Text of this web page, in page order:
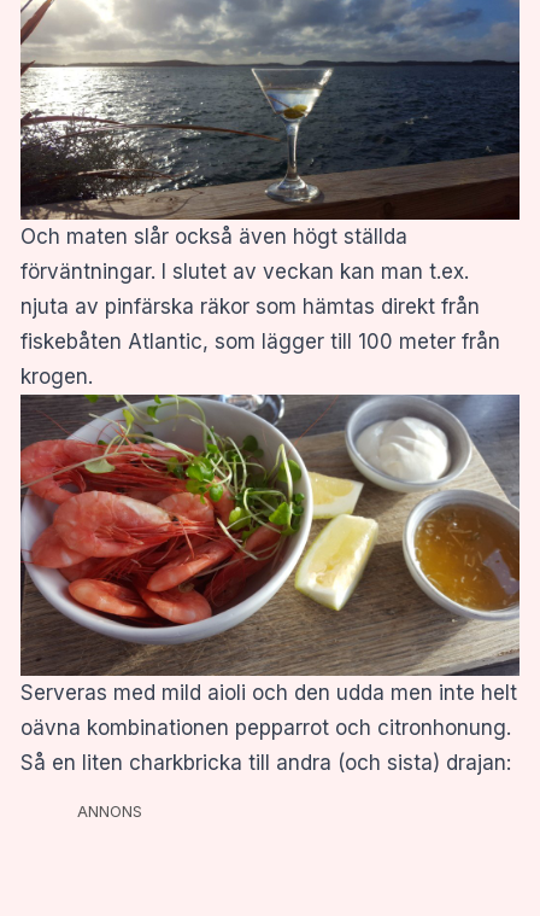
Och maten slår också även högt ställda
förväntningar. I slutet av veckan kan man t.ex.
njuta av pinfärska räkor som hämtas direkt från
fiskebåten Atlantic, som lägger till 100 meter från
krogen.
Serveras med mild aioli och den udda men inte helt
oävna kombinationen pepparrot och citronhonung.
Så en liten charkbricka till andra (och sista) drajan:
ANNONS